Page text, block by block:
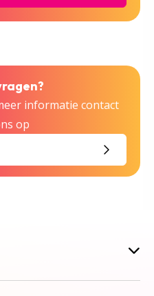
informatie contact
op